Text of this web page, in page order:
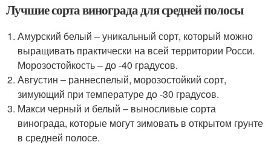
Лучшие сорта винограда для средней полосы
Амурский белый – уникальный сорт, который можно
выращивать практически на всей территории Росси.
Морозостойкость – до -40 градусов.
Августин – раннеспелый, морозостойкий сорт,
зимующий при температуре до -30 градусов.
Макси черный и белый – выносливые сорта
винограда, которые могут зимовать в открытом грунте
в средней полосе.